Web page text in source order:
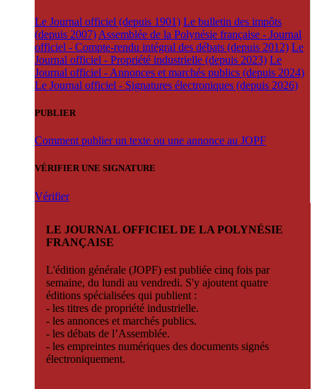
Le Journal officiel (depuis 1901) Le bulletin des impôts
(depuis 2007) Assemblée de la Polynésie française - Journal
officiel - Compte-rendu intégral des débats (depuis 2012) Le
Journal officiel - Propriété industrielle (depuis 2023) Le
Journal officiel - Annonces et marchés publics (depuis 2024)
Le Journal officiel - Signatures électroniques (depuis 2026)
PUBLIER
Comment publier un texte ou une annonce au JOPF
VÉRIFIER UNE SIGNATURE
Vérifier
LE JOURNAL OFFICIEL DE LA POLYNÉSIE
FRANÇAISE
L'édition générale (JOPF) est publiée cinq fois par
semaine, du lundi au vendredi. S'y ajoutent quatre
éditions spécialisées qui publient :
- les titres de propriété industrielle.
- les annonces et marchés publics.
- les débats de l’Assemblée.
- les empreintes numériques des documents signés
électroniquement.